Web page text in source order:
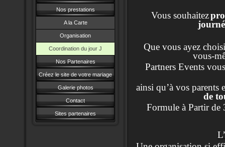
Nos prestations
A la Carte
Organisation
Coordination du jour J
Nos Partenaires
Créez le site de votre mariage
Galerie photos
Contact
Sites partenaires
Vous souhaitez
Que vous ayez
vous-
Partners Events
ainsi qu’à vos parents
de
Formule à Partir de